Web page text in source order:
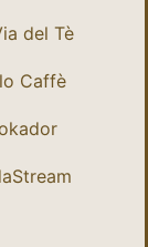
del Tè
Caffè